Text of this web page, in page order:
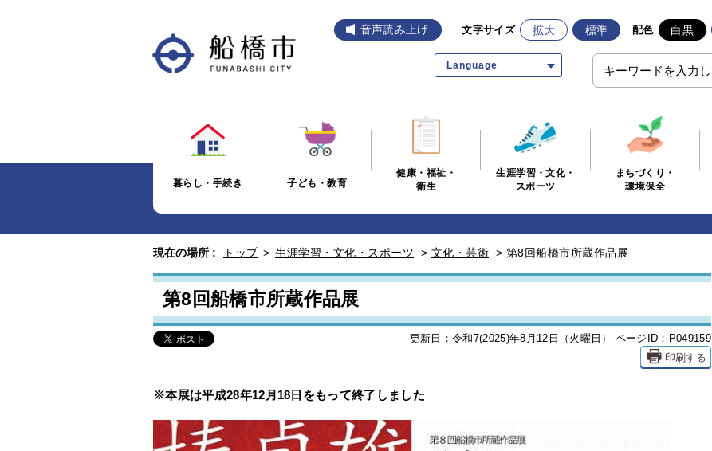
音声読み上げ 文字サイズ 拡大 標準 配色 白黒
Language
暮らし・手続き 子ども・教育
健康・福祉・
衛生
生涯学習・文化・
スポーツ
まちづくり・
環境保全
現在の場所 : トップ > 生涯学習・文化・スポーツ > 文化・芸術 > 第8回船橋市所蔵作品展
第8回船橋市所蔵作品展
更新日：令和7(2025)年8月12日（火曜日） ページID：P049159
印刷する
※本展は平成28年12月18日をもって終了しました